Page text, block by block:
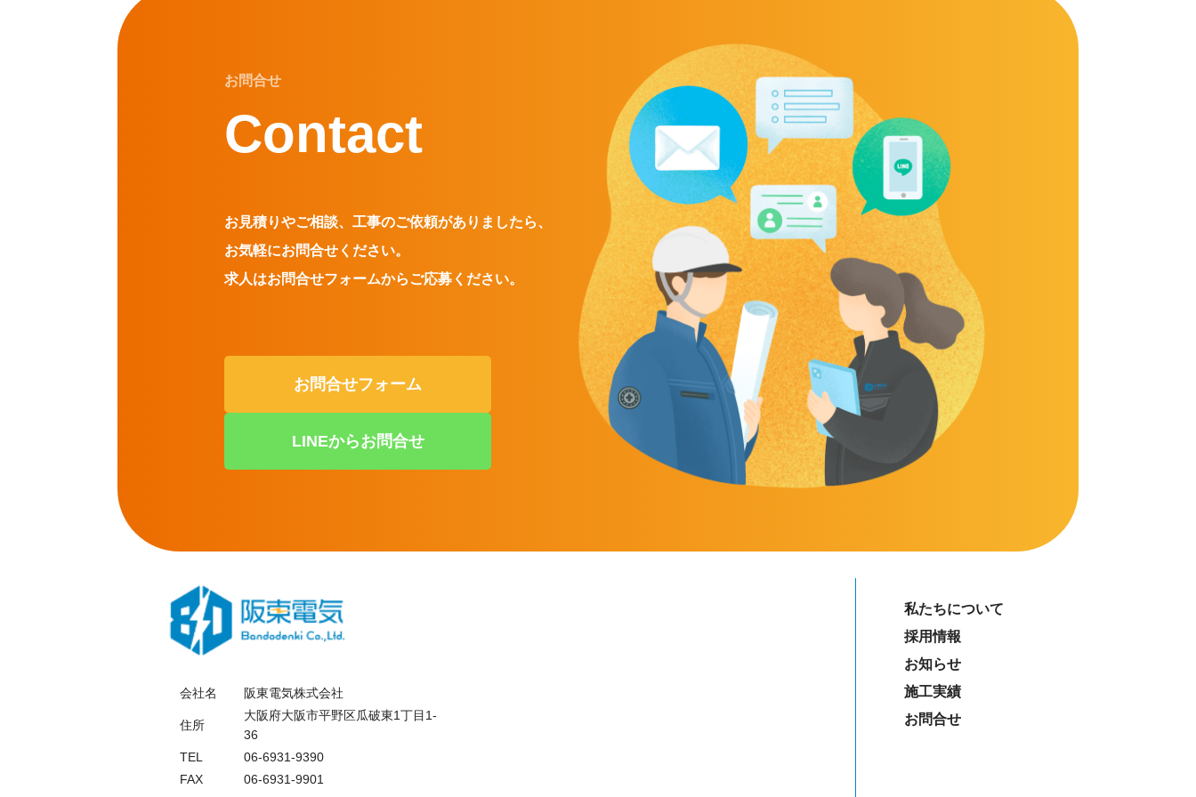
お問合せ
Contact
お見積りやご相談、工事のご依頼がありましたら、
お気軽にお問合せください。
求人はお問合せフォームからご応募ください。
お問合せフォーム
LINEからお問合せ
会社名 阪東電気株式会社
住所
大阪府大阪市平野区瓜破東1丁目1-
36
TEL
06-6931-9390
FAX
06-6931-9901
私たちについて
採用情報
お知らせ
施工実績
お問合せ